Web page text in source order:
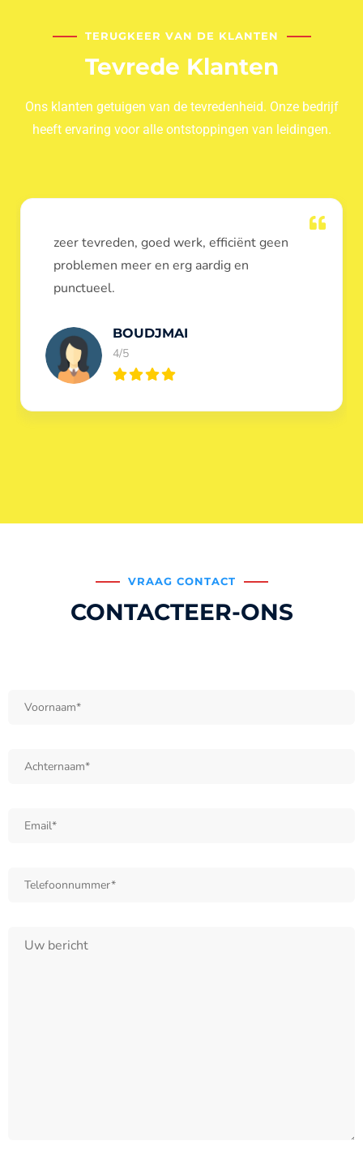
TERUGKEER VAN DE KLANTEN
Tevrede Klanten
Ons klanten getuigen van de tevredenheid. Onze bedrijf
heeft ervaring voor alle ontstoppingen van leidingen.
Dank u voor de ontstopping van wc, werd
heel goed uitgevoerd, door de loodgieters
ontstoppers services janssens.
Eric Garfield
5/5
VRAAG CONTACT
CONTACTEER-ONS